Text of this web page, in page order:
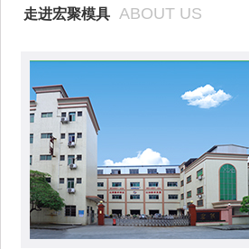
走进宏聚模具 ABOUT US